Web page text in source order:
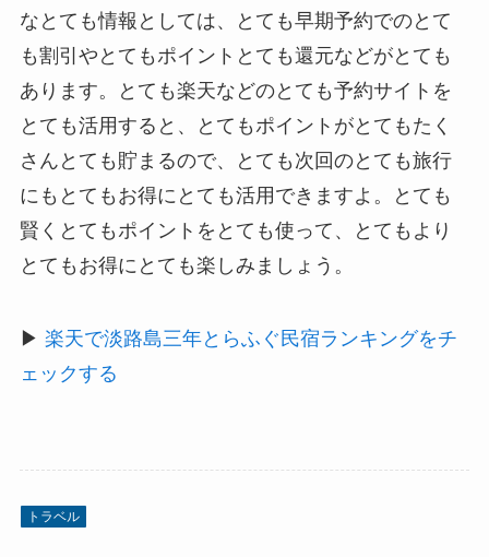
なとても情報としては、とても早期予約でのとて
も割引やとてもポイントとても還元などがとても
あります。とても楽天などのとても予約サイトを
とても活用すると、とてもポイントがとてもたく
さんとても貯まるので、とても次回のとても旅行
にもとてもお得にとても活用できますよ。とても
賢くとてもポイントをとても使って、とてもより
とてもお得にとても楽しみましょう。
▶ 楽天で淡路島三年とらふぐ民宿ランキングをチ
ェックする
トラベル